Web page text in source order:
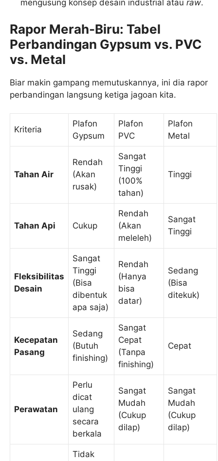
mengusung konsep desain industrial atauraw.
Rapor Merah-Biru: Tabel
Perbandingan Gypsum vs. PVC
vs. Metal
Biar makin gampang memutuskannya, ini dia rapor
perbandingan langsung ketiga jagoan kita.
Kriteria
Plafon
Gypsum
Plafon
PVC
Plafon
Metal
Tahan Air
Rendah
(Akan
rusak)
Sangat
Tinggi
(100%
tahan)
Tinggi
Tahan Api Cukup
Rendah
(Akan
meleleh)
Sangat
Tinggi
Fleksibilitas
Desain
Sangat
Tinggi
(Bisa
dibentuk
apa saja)
Rendah
(Hanya
bisa
datar)
Sedang
(Bisa
ditekuk)
Kecepatan
Pasang
Sedang
(Butuh
finishing)
Sangat
Cepat
(Tanpa
finishing)
Cepat
Perawatan
Perlu
dicat
ulang
secara
berkala
Sangat
Mudah
(Cukup
dilap)
Sangat
Mudah
(Cukup
dilap)
Tidak